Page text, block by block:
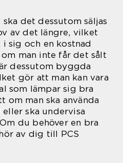
det dessutom säljas
av det längre, vilket
sig och en kostnad
man inte får det sålt
dessutom byggda
gör att man kan vara
som lämpar sig bra
om man ska använda
ska undervisa
du behöver en bra
av dig till PCS